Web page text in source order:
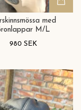
med
M/L
980 SEK